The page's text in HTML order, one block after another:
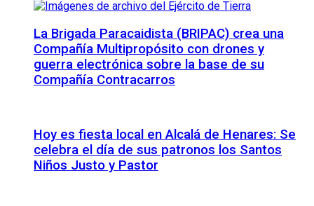
La Brigada Paracaidista (BRIPAC) crea una
Compañía Multipropósito con drones y
guerra electrónica sobre la base de su
Compañía Contracarros
Hoy es fiesta local en Alcalá de Henares: Se
celebra el día de sus patronos los Santos
Niños Justo y Pastor